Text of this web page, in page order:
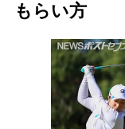
もらい方